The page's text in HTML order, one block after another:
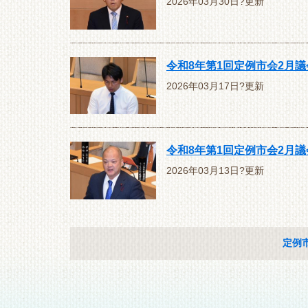
令和8年第1回定例市会2月
2026年03月17日?更新
令和8年第1回定例市会2月
2026年03月13日?更新
定例